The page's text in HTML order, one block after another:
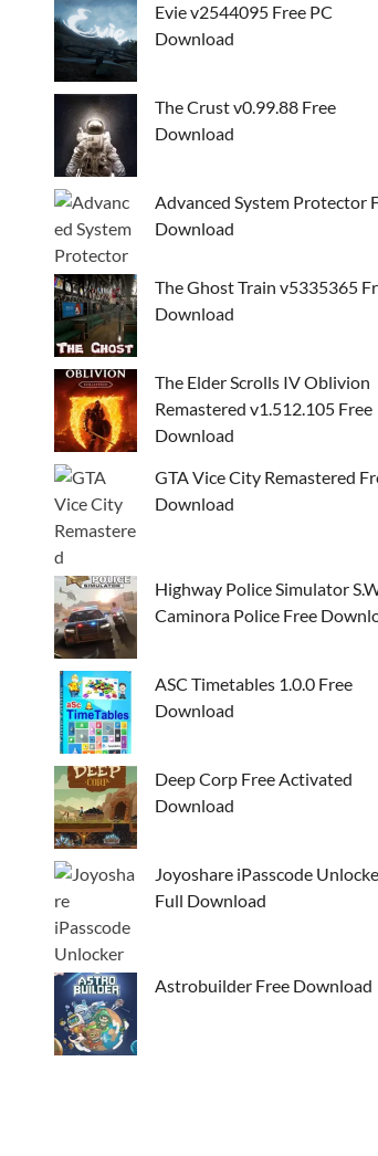
Evie v2544095 Free PC
Download
The Crust v0.99.88 Free
Download
Advanced System Protector
Download
The Ghost Train v5335365
Download
The Elder Scrolls IV Oblivion
Remastered v1.512.105 Free
Download
GTA Vice City Remastered
Download
Highway Police Simulator
Caminora Police Free
ASC Timetables 1.0.0 Free
Download
Deep Corp Free Activated
Download
Joyoshare iPasscode
Full Download
Astrobuilder Free Download